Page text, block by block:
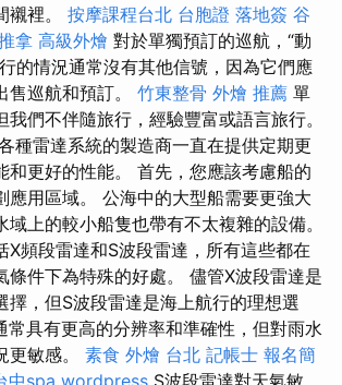
襯裡。 按摩課程台北 台胞證 落地簽 谷
拿 高級外燴 對於單獨預訂的巡航，“動
的情況通常沒有其他信號，因為它們應
售巡航和預訂。 竹東整骨 外燴 推薦 單
們不伴隨旅行，經驗豐富或語言旅行。
種雷達系統的製造商一直在提供定期更
和更好的性能。 首先，您應該考慮船的
應用區域。 公海中的大型船需要更強大
域上的較小船隻也帶有不太複雜的設備。
X頻段雷達和S波段雷達，所有這些都在
條件下為特殊的好處。 儘管X波段雷達是
擇，但S波段雷達是海上航行的理想選
常具有更高的分辨率和準確性，但對雨水
更敏感。 素食 外燴 台北 記帳士 報名簡
中spa wordpress S波段雷達對天氣敏